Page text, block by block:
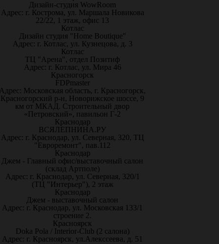
Дизайн-студия WowRoom
Адрес: г. Кострома, ул. Маршала Новикова
22/22, 1 этаж, офис 13
Котлас
Дизайн студия "Home Boutique"
Адрес: г. Котлас, ул. Кузнецова, д. 3
Котлас
ТЦ "Арена", отдел Позитиф
Адрес: г. Котлас, ул. Мира 46
Красногорск
FDPmaster
Московская область, г. Красногорск,
Красногорский р-н, Новорижское шоссе, 9
км от МКАД. Строительный двор
«Петровский», павильон Г-2
Краснодар
ВСЯЛЕПНИНА.РУ
Адрес: г. Краснодар, ул. Северная, 320, ТЦ
"Евроремонт", пав.112
Краснодар
Джем - Главный офис/выставочный салон
(склад Артполе)
Адрес: г. Краснодар, ул. Северная, 320/1
(ТЦ "Интерьер"), 2 этаж
Краснодар
Джем - выставочный салон
Адрес: г. Краснодар, ул. Московская 133/1
строение 2.
Красноярск
Doka Pola / Interior-Club (2 салона)
Адрес: г. Красноярск, ул.Алекссеева, д. 51